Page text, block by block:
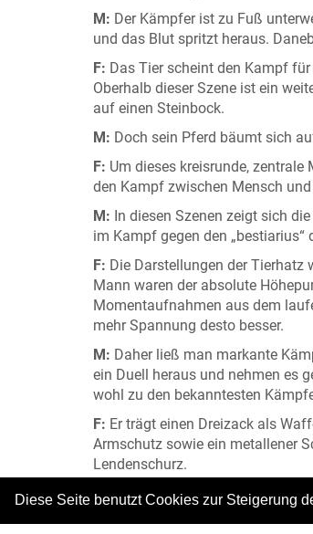
Diese Seite benutzt Cookies zur Steigerung
M: Der Kämpfer ist zu Fuß
und das Blut spritzt heraus.
F: Das Tier scheint den Kampf
Oberhalb dieser Szene ist ein
auf einen Steinbock.
M: Doch sein Pferd bäumt sich
F: Um dieses kreisrunde,
den Kampf zwischen Mensch
M: In diesen Szenen zeigt sich
im Kampf gegen den „bestiarius“
F: Die Darstellungen der
Mann waren der absolute
Momentaufnahmen aus dem
mehr Spannung desto besser.
M: Daher ließ man markante
ein Duell heraus und nehmen es
wohl zu den bekanntesten
F: Er trägt einen Dreizack als
Armschutz sowie ein metallener
Lendenschurz.
M:Der Schutz des „retiarius“